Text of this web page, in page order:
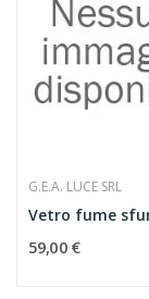
G.E.A. LUCE SRL
59,00 €